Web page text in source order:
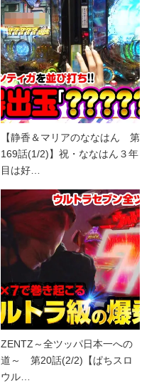
【静香＆マリアのななはん 第
169話(1/2)】祝・ななはん３年
目は好…
ZENTZ～全ツッパ日本一への
道～ 第20話(2/2)【ぱちスロ
ウル…